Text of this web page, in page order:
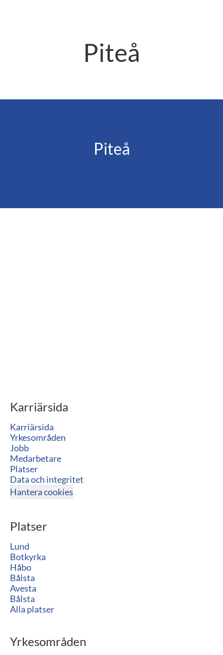
Piteå
Piteå
Karriärsida
Karriärsida
Yrkesområden
Jobb
Medarbetare
Platser
Data och integritet
Hantera cookies
Platser
Lund
Botkyrka
Håbo
Bålsta
Avesta
Bålsta
Alla platser
Yrkesområden